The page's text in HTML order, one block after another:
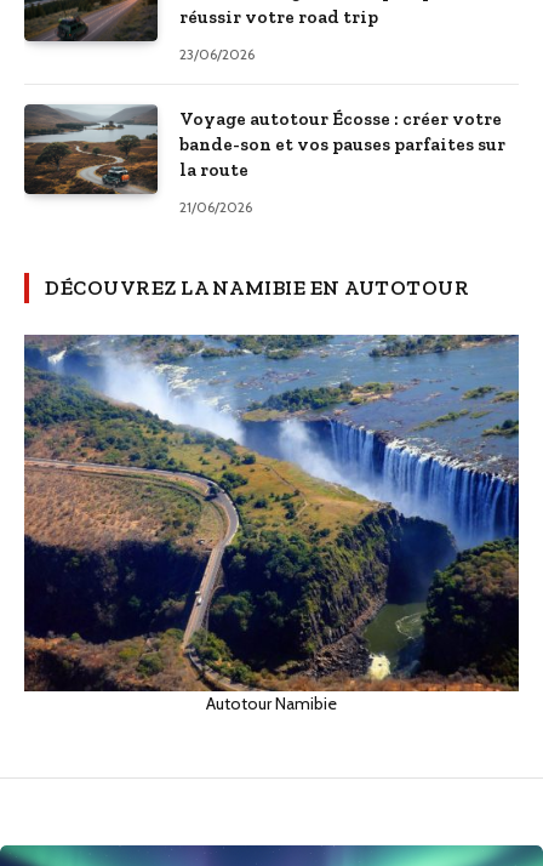
réussir votre road trip
23/06/2026
Voyage autotour Écosse : créer votre
bande-son et vos pauses parfaites sur
la route
21/06/2026
DÉCOUVREZ LA NAMIBIE EN AUTOTOUR
Autotour Namibie